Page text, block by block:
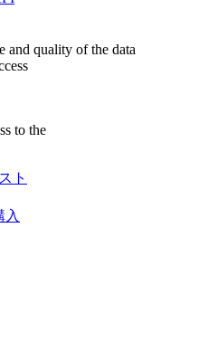
and quality of the data
to the
ト
入